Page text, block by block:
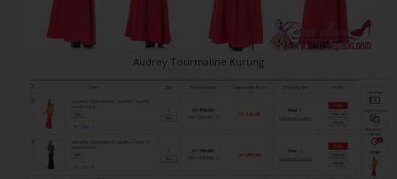
Audrey Tourmaline Kurung